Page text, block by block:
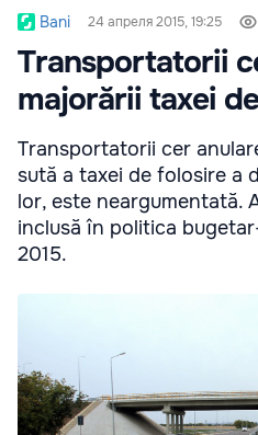
Bani 24 апреля 2015, 19:25
Transportatorii
majorării taxei
Transportatorii cer
sută a taxei de folosire a
lor, este neargumentată.
inclusă în politica
2015.